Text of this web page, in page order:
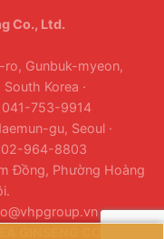
Co., Ltd.
ro, Gunbuk-myeon,
Korea ·
041-753-9914
gu, Seoul ·
02-964-8803
Đồng, Phường Hoàng
GINSENG CO., LTD.